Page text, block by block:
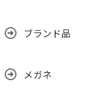
ブランド品
メガネ